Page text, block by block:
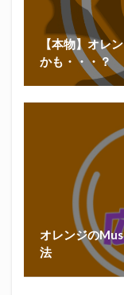
【本物】オレ
かも・・・？
オレンジの
法